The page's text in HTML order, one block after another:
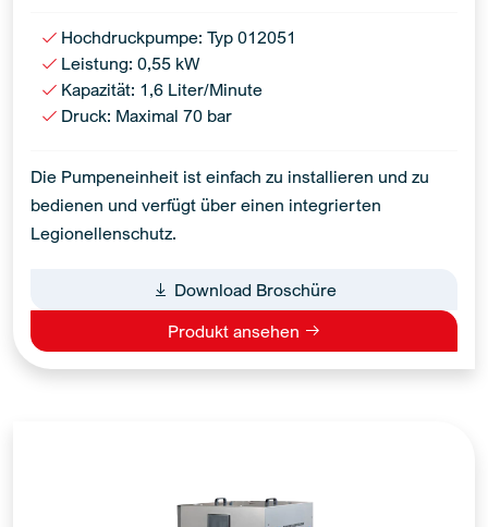
Hochdruckpumpe: Typ 012051
Leistung: 0,55 kW
Kapazität: 1,6 Liter/Minute
Druck: Maximal 70 bar
Die Pumpeneinheit ist einfach zu installieren und zu
bedienen und verfügt über einen integrierten
Legionellenschutz.
Download Broschüre
Produkt ansehen